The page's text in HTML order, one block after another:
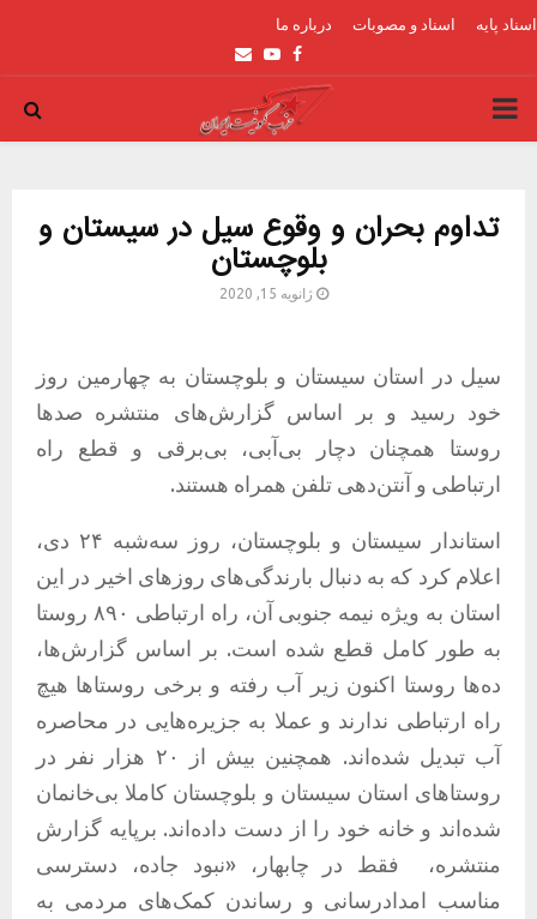
اسناد پایه اسناد و مصوبات درباره ما
Facebook
Youtube
Email
PRIMARY
تداوم بحران و وقوع سیل در سیستان و
بلوچستان
ژانویه 15, 2020
سیل در استان سیستان و بلوچستان به چهارمین روز
خود رسید و بر اساس گزارش‌های منتشره صدها
روستا همچنان دچار بی‌آبی، بی‌برقی و قطع راه
ارتباطی و آنتن‌دهی تلفن همراه هستند.
استاندار سیستان و بلوچستان، روز سه‌شبه ۲۴ دی،
اعلام کرد که به دنبال بارندگی‌های روزهای اخیر در این
استان به ویژه نیمه جنوبی آن، راه ارتباطی ۸۹۰ روستا
به طور کامل قطع شده است. بر اساس گزارش‌ها،
ده‌ها روستا اکنون زیر آب رفته و برخی روستاها هیچ
راه ارتباطی ندارند و عملا به جزیره‌هایی در محاصره
آب تبدیل شده‌اند. همچنین بیش از ۲۰ هزار نفر در
روستاهای استان سیستان و بلوچستان کاملا بی‌خانمان
شده‌اند و خانه خود را از دست داده‌اند. برپایه گزارش
منتشره، فقط در چابهار، «نبود جاده، دسترسی
مناسب امدادرسانی و رساندن کمک‌های مردمی به